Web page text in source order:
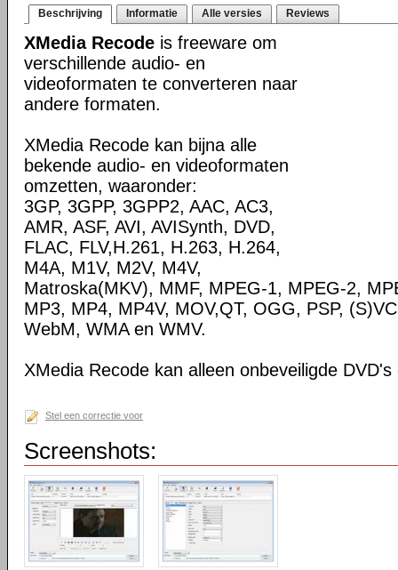
Beschrijving Informatie Alle versies Reviews
XMedia Recode is freeware om
verschillende audio- en
videoformaten te converteren naar
andere formaten.
XMedia Recode kan bijna alle
bekende audio- en videoformaten
omzetten, waaronder:
3GP, 3GPP, 3GPP2, AAC, AC3,
AMR, ASF, AVI, AVISynth, DVD,
FLAC, FLV,H.261, H.263, H.264,
M4A, M1V, M2V, M4V,
Matroska(MKV), MMF, MPEG-1, MPEG-2,
MP3, MP4, MP4V, MOV,QT, OGG, PSP,
WebM, WMA en WMV.
XMedia Recode kan alleen onbeveiligde
Stel een correctie voor
Screenshots: